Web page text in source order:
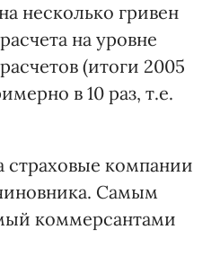
несколько гривен
на уровне
(итоги 2005
в 10 раз, т.е.
страховые компании
Самым
коммерсантами